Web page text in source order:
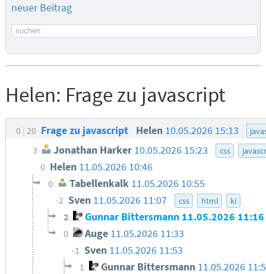
neuer Beitrag
Suchbegriff
Helen: Frage zu javascript
0 20 Frage zu javascript Helen 10.05.2026 15:13
3 Jonathan Harker 10.05.2026 15:23 css
0 Helen 11.05.2026 10:46
0 Tabellenkalk 11.05.2026 10:55
-2 Sven 11.05.2026 11:07 css html ki
2 Gunnar Bittersmann 11.05.2026 11:16
0 Auge 11.05.2026 11:33
-1 Sven 11.05.2026 11:53
1 Gunnar Bittersmann 11.05.2026